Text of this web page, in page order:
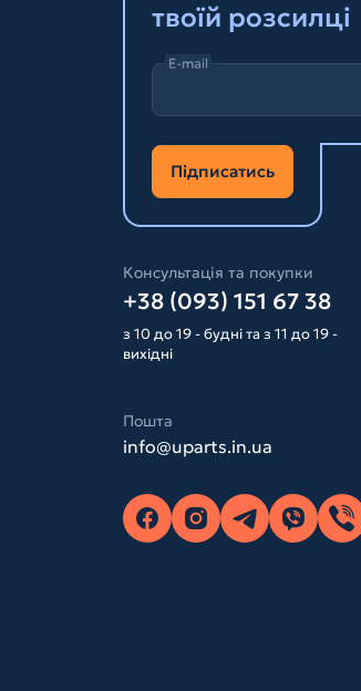
твоїй розсилці
E-mail
Підписатись
Консультація та покупки
+38 (093) 151 67 38
з 10 до 19 - будні та з 11 до 19 -
вихідні
Пошта
info@uparts.in.ua